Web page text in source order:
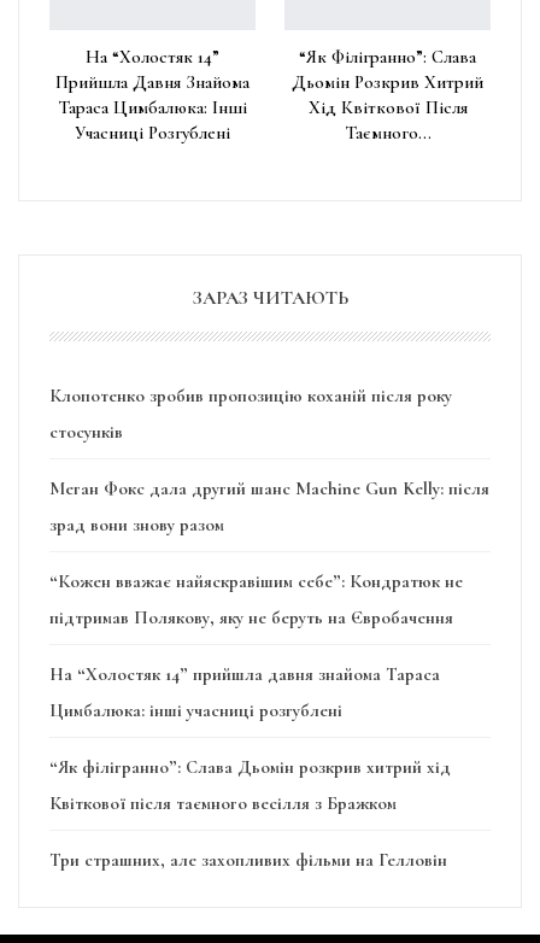
На “Холостяк 14”
Прийшла Давня Знайома
Тараса Цимбалюка: Інші
Учасниці Розгублені
“Як Філігранно”: Слава
Дьомін Розкрив Хитрий
Хід Квіткової Після
Таємного…
ЗАРАЗ ЧИТАЮТЬ
Клопотенко зробив пропозицію коханій після року
стосунків
Меган Фокс дала другий шанс Machine Gun Kelly: після
зрад вони знову разом
“Кожен вважає найяскравішим себе”: Кондратюк не
підтримав Полякову, яку не беруть на Євробачення
На “Холостяк 14” прийшла давня знайома Тараса
Цимбалюка: інші учасниці розгублені
“Як філігранно”: Слава Дьомін розкрив хитрий хід
Квіткової після таємного весілля з Бражком
Три страшних, але захопливих фільми на Гелловін